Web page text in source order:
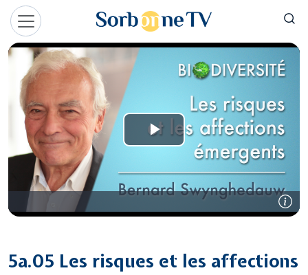
Aller au contenu principal
5a.05 Les risques et les affections
Panneau de gestion des cookies